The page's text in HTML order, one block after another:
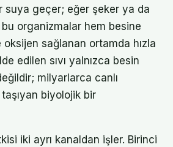
suya geçer; eğer şeker ya da
organizmalar hem besine
sağlanan ortamda hızla
edilen sıvı yalnızca besin
milyarlarca canlı
biyolojik bir
iki ayrı kanaldan işler. Birinci